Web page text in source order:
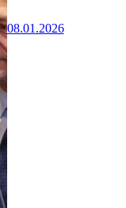
08.01.2026